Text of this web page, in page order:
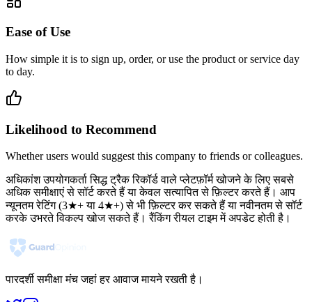
Ease of Use
How simple it is to sign up, order, or use the product or service day
to day.
Likelihood to Recommend
Whether users would suggest this company to friends or colleagues.
अधिकांश उपयोगकर्ता सिद्ध ट्रैक रिकॉर्ड वाले प्लेटफ़ॉर्म खोजने के लिए सबसे
अधिक समीक्षाएं से सॉर्ट करते हैं या केवल सत्यापित से फ़िल्टर करते हैं। आप
न्यूनतम रेटिंग (3★+ या 4★+) से भी फ़िल्टर कर सकते हैं या नवीनतम से सॉर्ट
करके उभरते विकल्प खोज सकते हैं। रैंकिंग रीयल टाइम में अपडेट होती है।
पारदर्शी समीक्षा मंच जहां हर आवाज मायने रखती है।